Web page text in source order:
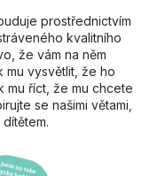
prostřednictvím
kvalitního
že vám na něm
mu vysvětlit, že ho
mu říct, že mu chcete
se našimi větami,